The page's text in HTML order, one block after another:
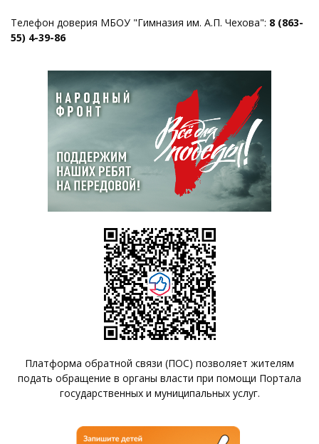
Телефон доверия МБОУ "Гимназия им. А.П. Чехова": 8 (863-
55) 4-39-86
Платформа обратной связи (ПОС) позволяет жителям
подать обращение в органы власти при помощи Портала
государственных и муниципальных услуг.